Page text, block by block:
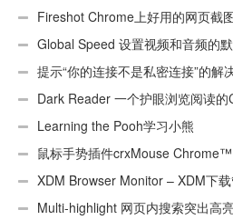
Fireshot Chrome上好用的网页截
页）Global Speed 设置视频和音频的
提示“你的连接不是私密连接”的解
Dark Reader 一个护眼浏览阅读
Learning the Pooh学习小熊
鼠标手势插件crxMouse
Chrome(TM)汉化版）
XDM Browser Monitor – XDM下
Multi-highlight 网页内搜索突出高